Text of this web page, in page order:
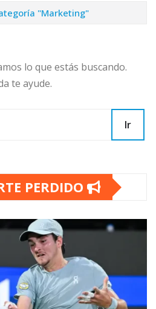
"Marketing"
lo que estás buscando.
te ayude.
Ir
PERDIDO